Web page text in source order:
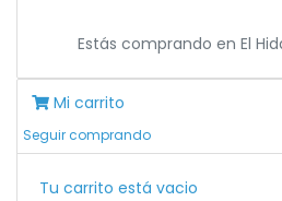
Estás comprando en El
Mi carrito
Seguir comprando
Tu carrito está vacio